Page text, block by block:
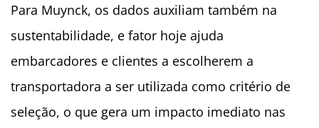
Para Muynck, os dados auxiliam também na
sustentabilidade, e fator hoje ajuda
embarcadores e clientes a escolherem a
transportadora a ser utilizada como critério de
seleção, o que gera um impacto imediato nas